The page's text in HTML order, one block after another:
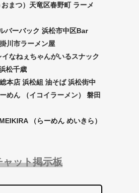
まつ）天竜区春野町 ラーメ
バーバック 浜松市中区Bar
川市ラーメン屋
なねぇちゃんがいるスナック
松千歳
本店 浜松組 油そば 浜松街中
めん （イコイラーメン） 磐田
（らーめん めいきら）
ャット掲示板